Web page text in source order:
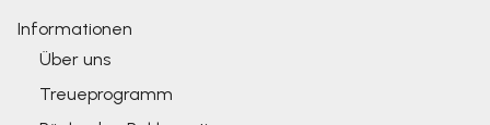
Informationen
Über uns
Treueprogramm